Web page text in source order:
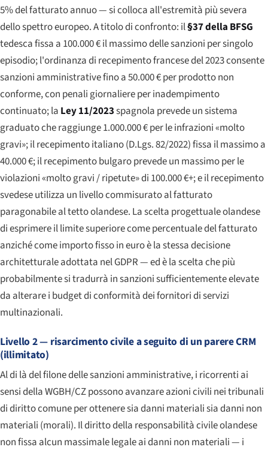
5% del fatturato annuo — si colloca all'estremità più severa
dello spettro europeo. A titolo di confronto: il§37 della BFSG
tedesca fissa a 100.000 € il massimo delle sanzioni per singolo
episodio; l'ordinanza di recepimento francese del 2023 consente
sanzioni amministrative fino a 50.000 € per prodotto non
conforme, con penali giornaliere per inadempimento
continuato; la Ley 11/2023spagnola prevede un sistema
graduato che raggiunge 1.000.000 € per le infrazioni «molto
gravi»; il recepimento italiano (D.Lgs. 82/2022) fissa il massimo a
40.000 €; il recepimento bulgaro prevede un massimo per le
violazioni «molto gravi / ripetute» di 100.000 €+; e il recepimento
svedese utilizza un livello commisurato al fatturato
paragonabile al tetto olandese. La scelta progettuale olandese
di esprimere il limite superiore come percentuale del fatturato
anziché come importo fisso in euro è la stessa decisione
architetturale adottata nel GDPR — ed è la scelta che più
probabilmente si tradurrà in sanzioni sufficientemente elevate
da alterare i budget di conformità dei fornitori di servizi
multinazionali.
Livello 2 — risarcimento civile a seguito di un parere CRM
(illimitato)
Al di là del filone delle sanzioni amministrative, i ricorrenti ai
sensi della WGBH/CZ possono avanzare azioni civili nei tribunali
di diritto comune per ottenere sia danni materiali sia danni non
materiali (morali). Il diritto della responsabilità civile olandese
non fissa alcun massimale legale ai danni non materiali — i